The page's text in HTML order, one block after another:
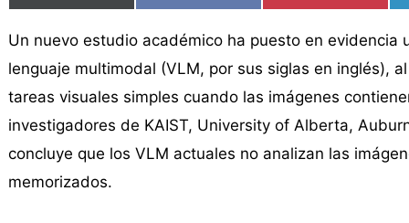
Un nuevo estudio académico ha puesto en
lenguaje multimodal (VLM, por sus siglas en inglés),
tareas visuales simples cuando las imágenes
investigadores de KAIST, University of Alberta,
concluye que los VLM actuales no analizan las
memorizados.